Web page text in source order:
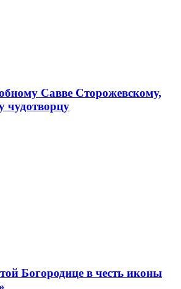
Савве Сторожевскому,
чудотворцу
Богородице в честь иконы